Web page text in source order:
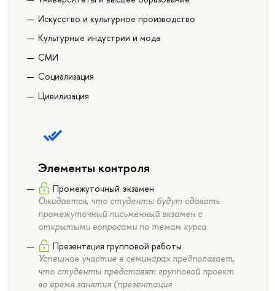
Искусство и культурное производство
Культурные индустрии и мода
СМИ
Социализация
Цивилизация
Элементы контроля
Промежуточный экзамен
Ожидается, что студенты будут сдавать
промежуточный письменный экзамен с
открытыми вопросами по темам курса
Презентация групповой работы
Успешное участие в семинарах предполагает,
что студенты представят групповой проект
во время занятия (презентация